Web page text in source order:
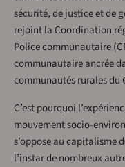
sécurité, de justice et de
rejoint la Coordination
Police communautaire
communautaire ancrée
communautés rurales du
C’est pourquoi
mouvement socio-
s’oppose au capitalisme
l’instar de nombreux